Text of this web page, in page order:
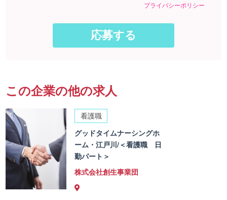
プライバシーポリシー
この企業の他の求人
看護職
グッドタイムナーシングホ
ーム・江戸川/＜看護職 日
勤パート＞
株式会社創生事業団